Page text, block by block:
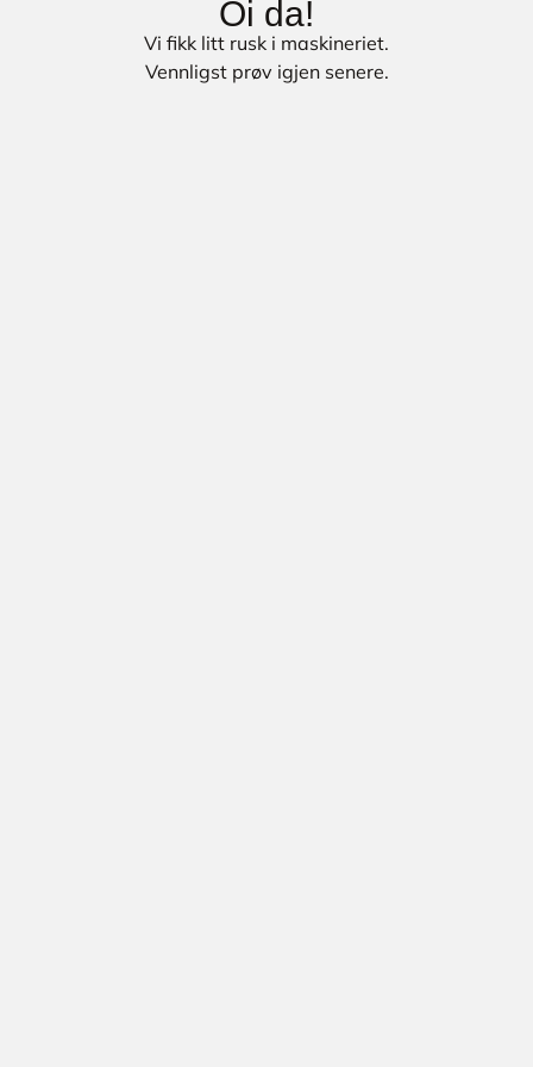
Oi da!
Vi fikk litt rusk i maskineriet.
Vennligst prøv igjen senere.